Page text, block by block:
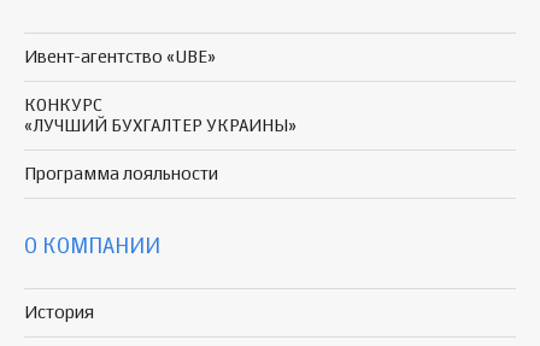
Ивент-агентство «UBE»
КОНКУРС
«ЛУЧШИЙ БУХГАЛТЕР УКРАИНЫ»
Программа лояльности
О КОМПАНИИ
История